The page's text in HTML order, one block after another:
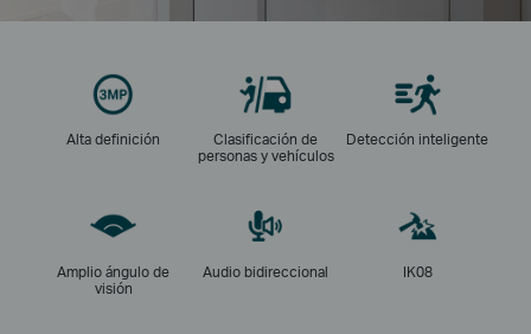
Alta definición
Clasificación de
personas y vehículos
Detección inteligente
Amplio ángulo de
visión
Audio bidireccional IK08